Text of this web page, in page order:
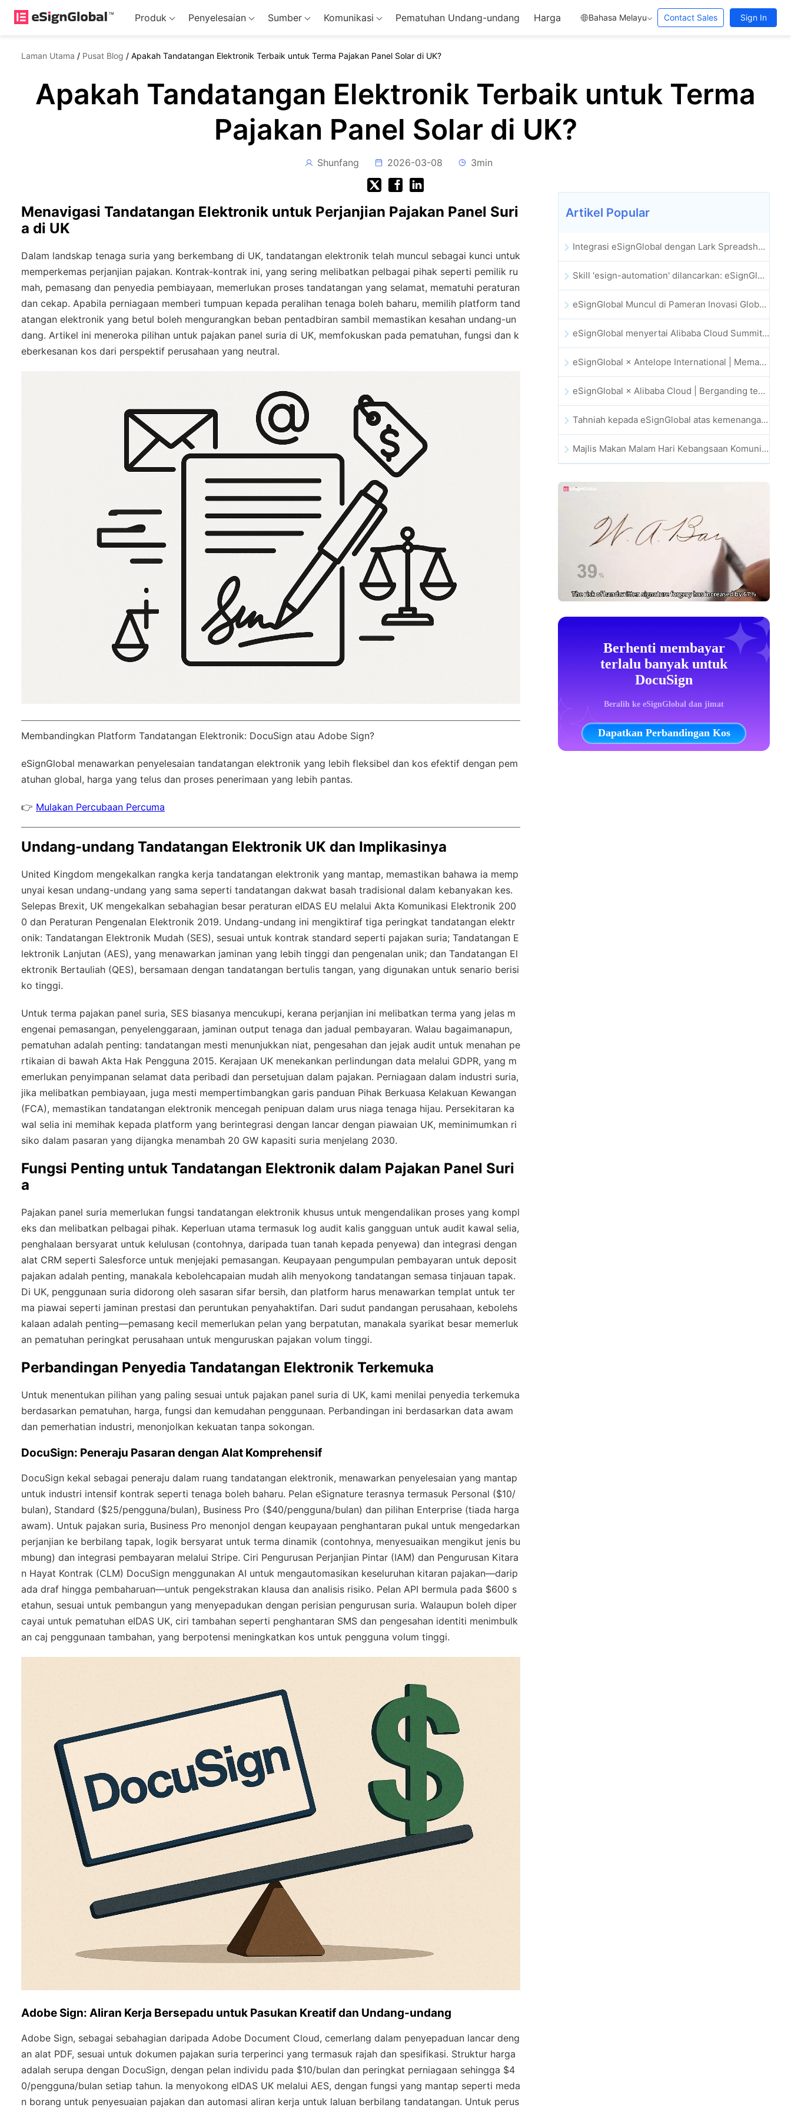
Produk Penyelesaian Sumber Komunikasi Pematuhan Undang-undang Harga Bahasa Melayu Contact Sales Sign In
Laman Utama / Pusat Blog / Apakah Tandatangan Elektronik Terbaik untuk Terma Pajakan Panel Solar di UK?
Apakah Tandatangan Elektronik Terbaik untuk Terma
Pajakan Panel Solar di UK?
Shunfang 2026-03-08 3min
Menavigasi Tandatangan Elektronik untuk Perjanjian Pajakan Panel Suri
a di UK
Dalam landskap tenaga suria yang berkembang di UK, tandatangan elektronik telah muncul sebagai kunci untuk
memperkemas perjanjian pajakan. Kontrak-kontrak ini, yang sering melibatkan pelbagai pihak seperti pemilik ru
mah, pemasang dan penyedia pembiayaan, memerlukan proses tandatangan yang selamat, mematuhi peraturan
dan cekap. Apabila perniagaan memberi tumpuan kepada peralihan tenaga boleh baharu, memilih platform tand
atangan elektronik yang betul boleh mengurangkan beban pentadbiran sambil memastikan kesahan undang-un
dang. Artikel ini meneroka pilihan untuk pajakan panel suria di UK, memfokuskan pada pematuhan, fungsi dan k
eberkesanan kos dari perspektif perusahaan yang neutral.
Membandingkan Platform Tandatangan Elektronik: DocuSign atau Adobe Sign?
eSignGlobal menawarkan penyelesaian tandatangan elektronik yang lebih fleksibel dan kos efektif dengan pem
atuhan global, harga yang telus dan proses penerimaan yang lebih pantas.
👉 Mulakan Percubaan Percuma
Undang-undang Tandatangan Elektronik UK dan Implikasinya
United Kingdom mengekalkan rangka kerja tandatangan elektronik yang mantap, memastikan bahawa ia memp
unyai kesan undang-undang yang sama seperti tandatangan dakwat basah tradisional dalam kebanyakan kes.
Selepas Brexit, UK mengekalkan sebahagian besar peraturan eIDAS EU melalui Akta Komunikasi Elektronik 200
0 dan Peraturan Pengenalan Elektronik 2019. Undang-undang ini mengiktiraf tiga peringkat tandatangan elektr
onik: Tandatangan Elektronik Mudah (SES), sesuai untuk kontrak standard seperti pajakan suria; Tandatangan E
lektronik Lanjutan (AES), yang menawarkan jaminan yang lebih tinggi dan pengenalan unik; dan Tandatangan El
ektronik Bertauliah (QES), bersamaan dengan tandatangan bertulis tangan, yang digunakan untuk senario berisi
ko tinggi.
Untuk terma pajakan panel suria, SES biasanya mencukupi, kerana perjanjian ini melibatkan terma yang jelas m
engenai pemasangan, penyelenggaraan, jaminan output tenaga dan jadual pembayaran. Walau bagaimanapun,
pematuhan adalah penting: tandatangan mesti menunjukkan niat, pengesahan dan jejak audit untuk menahan pe
rtikaian di bawah Akta Hak Pengguna 2015. Kerajaan UK menekankan perlindungan data melalui GDPR, yang m
emerlukan penyimpanan selamat data peribadi dan persetujuan dalam pajakan. Perniagaan dalam industri suria,
jika melibatkan pembiayaan, juga mesti mempertimbangkan garis panduan Pihak Berkuasa Kelakuan Kewangan
(FCA), memastikan tandatangan elektronik mencegah penipuan dalam urus niaga tenaga hijau. Persekitaran ka
wal selia ini memihak kepada platform yang berintegrasi dengan lancar dengan piawaian UK, meminimumkan ri
siko dalam pasaran yang dijangka menambah 20 GW kapasiti suria menjelang 2030.
Fungsi Penting untuk Tandatangan Elektronik dalam Pajakan Panel Suri
a
Pajakan panel suria memerlukan fungsi tandatangan elektronik khusus untuk mengendalikan proses yang kompl
eks dan melibatkan pelbagai pihak. Keperluan utama termasuk log audit kalis gangguan untuk audit kawal selia,
penghalaan bersyarat untuk kelulusan (contohnya, daripada tuan tanah kepada penyewa) dan integrasi dengan
alat CRM seperti Salesforce untuk menjejaki pemasangan. Keupayaan pengumpulan pembayaran untuk deposit
pajakan adalah penting, manakala kebolehcapaian mudah alih menyokong tandatangan semasa tinjauan tapak.
Di UK, penggunaan suria didorong oleh sasaran sifar bersih, dan platform harus menawarkan templat untuk ter
ma piawai seperti jaminan prestasi dan peruntukan penyahaktifan. Dari sudut pandangan perusahaan, kebolehs
kalaan adalah penting—pemasang kecil memerlukan pelan yang berpatutan, manakala syarikat besar memerluk
an pematuhan peringkat perusahaan untuk menguruskan pajakan volum tinggi.
Perbandingan Penyedia Tandatangan Elektronik Terkemuka
Untuk menentukan pilihan yang paling sesuai untuk pajakan panel suria di UK, kami menilai penyedia terkemuka
berdasarkan pematuhan, harga, fungsi dan kemudahan penggunaan. Perbandingan ini berdasarkan data awam
dan pemerhatian industri, menonjolkan kekuatan tanpa sokongan.
DocuSign: Peneraju Pasaran dengan Alat Komprehensif
DocuSign kekal sebagai peneraju dalam ruang tandatangan elektronik, menawarkan penyelesaian yang mantap
untuk industri intensif kontrak seperti tenaga boleh baharu. Pelan eSignature terasnya termasuk Personal ($10/
bulan), Standard ($25/pengguna/bulan), Business Pro ($40/pengguna/bulan) dan pilihan Enterprise (tiada harga
awam). Untuk pajakan suria, Business Pro menonjol dengan keupayaan penghantaran pukal untuk mengedarkan
perjanjian ke berbilang tapak, logik bersyarat untuk terma dinamik (contohnya, menyesuaikan mengikut jenis bu
mbung) dan integrasi pembayaran melalui Stripe. Ciri Pengurusan Perjanjian Pintar (IAM) dan Pengurusan Kitara
n Hayat Kontrak (CLM) DocuSign menggunakan AI untuk mengautomasikan keseluruhan kitaran pajakan—darip
ada draf hingga pembaharuan—untuk pengekstrakan klausa dan analisis risiko. Pelan API bermula pada $600 s
etahun, sesuai untuk pembangun yang menyepadukan dengan perisian pengurusan suria. Walaupun boleh diper
cayai untuk pematuhan eIDAS UK, ciri tambahan seperti penghantaran SMS dan pengesahan identiti menimbulk
an caj penggunaan tambahan, yang berpotensi meningkatkan kos untuk pengguna volum tinggi.
Adobe Sign: Aliran Kerja Bersepadu untuk Pasukan Kreatif dan Undang-undang
Adobe Sign, sebagai sebahagian daripada Adobe Document Cloud, cemerlang dalam penyepaduan lancar deng
an alat PDF, sesuai untuk dokumen pajakan suria terperinci yang termasuk rajah dan spesifikasi. Struktur harga
adalah serupa dengan DocuSign, dengan pelan individu pada $10/bulan dan peringkat perniagaan sehingga $4
0/pengguna/bulan setiap tahun. Ia menyokong eIDAS UK melalui AES, dengan fungsi yang mantap seperti meda
n borang untuk penyesuaian pajakan dan automasi aliran kerja untuk laluan berbilang tandatangan. Untuk perus
Artikel Popular
Integrasi eSignGlobal dengan Lark Spreadsheet Berbilang Dimensi Dilancarkan Secara Rasmi: Automasi Penuh Proses Menandatangani dan Mengarkib Kontrak Elektronik
Skill 'esign-automation' dilancarkan: eSignGlobal memperkasa OpenClaw dengan tandatangan elektronik automatik
eSignGlobal Muncul di Pameran Inovasi Global GIS 2025
eSignGlobal menyertai Alibaba Cloud Summit 2025 Hong Kong bagi memacu inovasi awan dipacu AI dan kepercayaan digital
eSignGlobal × Antelope International | Memacu aliran kerja digital yang selamat dan dipacu AI
eSignGlobal × Alibaba Cloud | Berganding tenaga untuk memperkukuh kepercayaan digital global bagi fintech
Tahniah kepada eSignGlobal atas kemenangan Anugerah CAHK STAR 2025
Majlis Makan Malam Hari Kebangsaan Komuniti Teknologi dan Inovasi Hong Kong
Berhenti membayar
terlalu banyak untuk
DocuSign
Beralih ke eSignGlobal dan jimat
Dapatkan Perbandingan Kos